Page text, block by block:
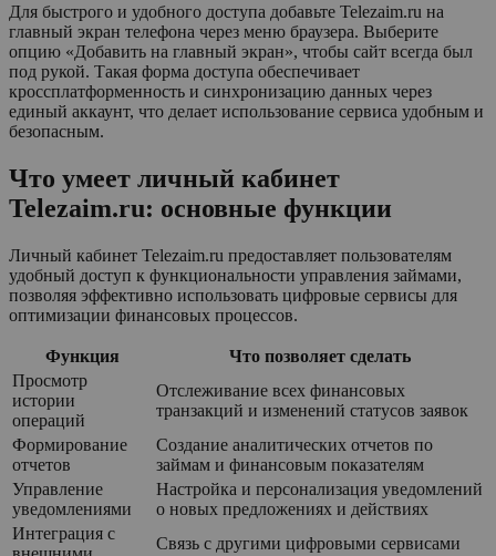
Для быстрого и удобного доступа добавьте Telezaim.ru на
главный экран телефона через меню браузера. Выберите
опцию «Добавить на главный экран», чтобы сайт всегда был
под рукой. Такая форма доступа обеспечивает
кроссплатформенность и синхронизацию данных через
единый аккаунт, что делает использование сервиса удобным и
безопасным.
Что умеет личный кабинет
Telezaim.ru: основные функции
Личный кабинет Telezaim.ru предоставляет пользователям
удобный доступ к функциональности управления займами,
позволяя эффективно использовать цифровые сервисы для
оптимизации финансовых процессов.
Функция
Что позволяет сделать
Просмотр
истории
операций
Отслеживание всех финансовых
транзакций и изменений статусов заявок
Формирование
отчетов
Создание аналитических отчетов по
займам и финансовым показателям
Управление
уведомлениями
Настройка и персонализация уведомлений
о новых предложениях и действиях
Интеграция с
Связь с другими цифровыми сервисами